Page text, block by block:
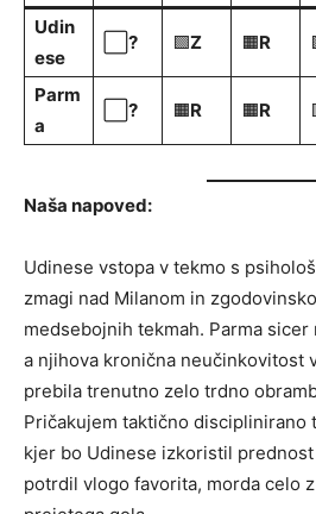
Udin
ese
? 🟩Z 🟧R
Parm
a
? 🟧R 🟧R
Naša napoved:
Udinese vstopa v tekmo s
zmagi nad Milanom in
medsebojnih tekmah. Parma
a njihova kronična neučinkovitost
prebila trenutno zelo trdno
Pričakujem taktično disciplinirano
kjer bo Udinese izkoristil
potrdil vlogo favorita, morda celo